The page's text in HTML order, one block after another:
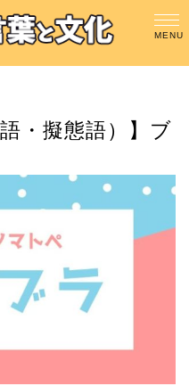
・擬態語）】ブ